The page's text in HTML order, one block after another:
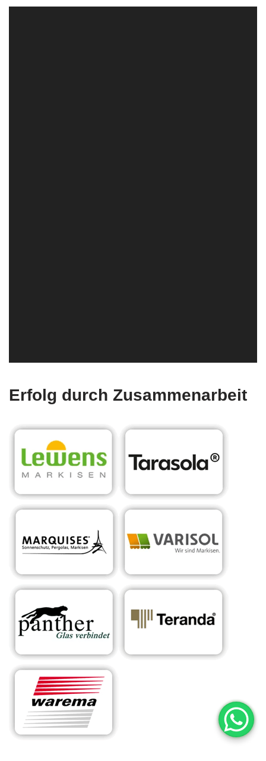
Erfolg durch Zusammenarbeit